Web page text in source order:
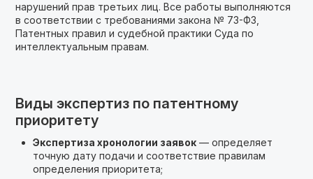
нарушений прав третьих лиц. Все работы выполняются
в соответствии с требованиями закона № 73-ФЗ,
Патентных правил и судебной практики Суда по
интеллектуальным правам.
Виды экспертиз по патентному
приоритету
Экспертиза хронологии заявок — определяет
точную дату подачи и соответствие правилам
определения приоритета;